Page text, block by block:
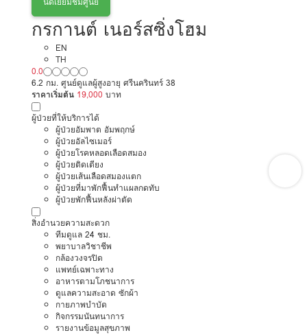
กรกานต์ เนอร์สซิ่งโฮม
EN
TH
0.0
6.2 กม. ศูนย์ดูแลผู้สูงอายุ ศรีนครินทร์ 38
ราคาเริ่มต้น 19,000 บาท
ผู้ป่วยที่ให้บริการได้
ผู้ป่วยอัมพาต อัมพฤกษ์
ผู้ป่วยอัลไซเมอร์
ผู้ป่วยโรคหลอดเลือดสมอง
ผู้ป่วยติดเตียง
ผู้ป่วยเส้นเลือดสมองแตก
ผู้ป่วยที่มาพักฟื้นทำแผลกดทับ
ผู้ป่วยพักฟื้นหลังผ่าตัด
สิ่งอำนวยความสะดวก
ทีมดูแล 24 ชม.
พยาบาลวิชาชีพ
กล้องวงจรปิด
แพทย์เฉพาะทาง
อาหารตามโภชนาการ
ดูแลความสะอาด ซักผ้า
กายภาพบำบัด
กิจกรรมนันทนาการ
รายงานข้อมูลสุขภาพ